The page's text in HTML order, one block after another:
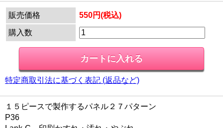
販売価格 550円(税込)
購入数
特定商取引法に基づく表記 (返品など)
１５ピースで製作するパネル２７パターン
P36